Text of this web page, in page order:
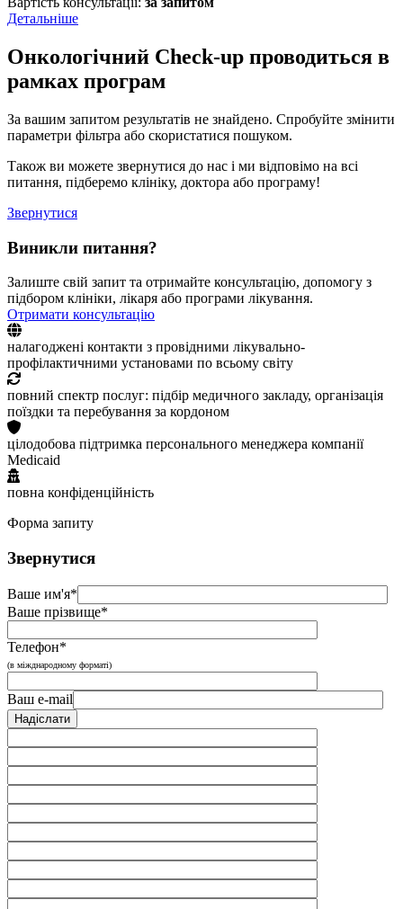
Детальніше
Онкологічний Check-up проводиться в
рамках програм
За вашим запитом результатів не знайдено. Спробуйте змінити
параметри фільтра або скористатися пошуком.
Також ви можете звернутися до нас і ми відповімо на всі
питання, підберемо клініку, доктора або програму!
Звернутися
Виникли питання?
Залиште свій запит та отримайте консультацію, допомогу з
підбором клініки, лікаря або програми лікування.
Отримати консультацію
налагоджені контакти з провідними лікувально-
профілактичними установами по всьому світу
повний спектр послуг: підбір медичного закладу, організація
поїздки та перебування за кордоном
цілодобова підтримка персонального менеджера компанії
Medicaid
повна конфіденційність
Форма запиту
Звернутися
Ваше им'я*
Ваше прізвище*
Телефон*
(в міжднародному форматі)
Ваш e-mail